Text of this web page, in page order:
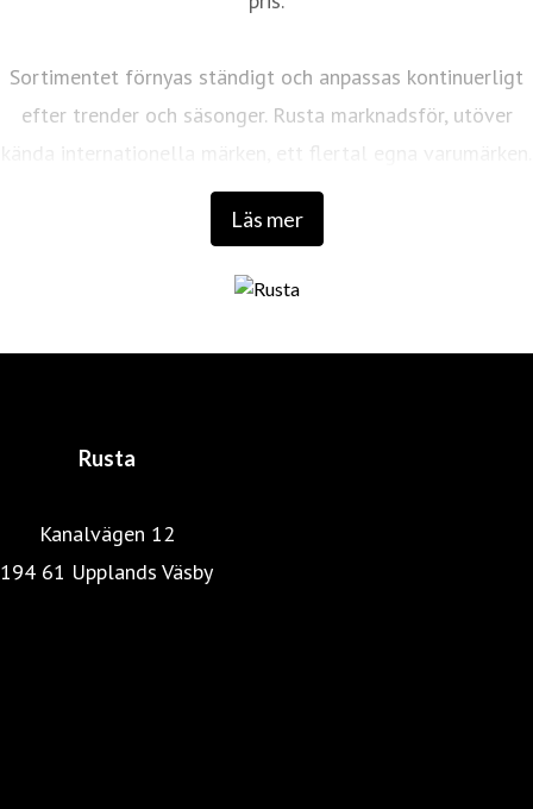
Läs mer
Sortimentet förnyas ständigt och anpassas kontinuerligt
efter trender och säsonger. Rusta marknadsför, utöver
kända internationella märken, ett flertal egna varumärken.
Det första varuhuset öppnades 1986 av entreprenörerna
fortfarande är företagets huvudägare. De har båda en
Rusta
Kanalvägen 12
194 61 Upplands Väsby